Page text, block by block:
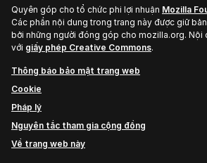
Quyên góp cho tổ chức phi lợi nhuận Mozilla
Các phần nội dung trong trang này được giữ
bởi những người đóng góp cho mozilla.org. Nội
với giấy phép Creative Commons.
Thông báo bảo mật trang web
Cookie
Pháp lý
Nguyên tắc tham gia cộng đồng
Về trang web này